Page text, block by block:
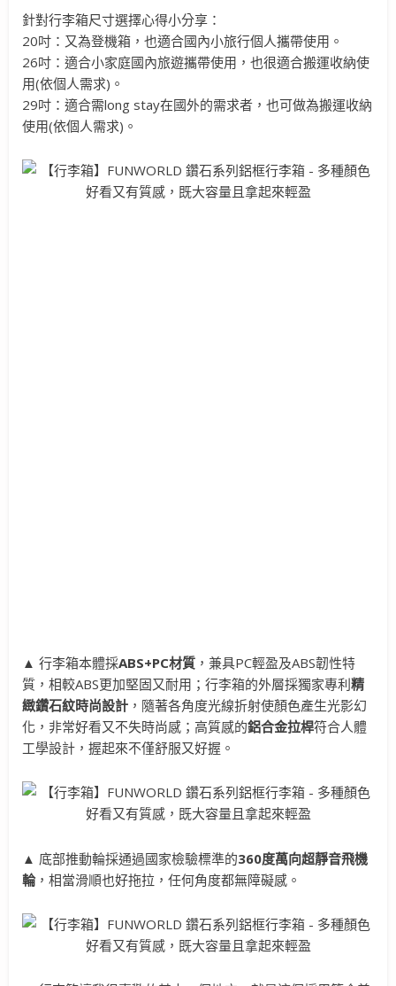
針對行李箱尺寸選擇心得小分享：
20吋：又為登機箱，也適合國內小旅行個人攜帶使用。
26吋：適合小家庭國內旅遊攜帶使用，也很適合搬運收納使
用(依個人需求)。
29吋：適合需long stay在國外的需求者，也可做為搬運收納
使用(依個人需求)。
▲ 行李箱本體採ABS+PC材質 ，兼具PC輕盈及ABS韌性特
質，相較ABS更加堅固又耐用；行李箱的外層採獨家專利精
緻鑽石紋時尚設計 ，隨著各角度光線折射使顏色產生光影幻
化，非常好看又不失時尚感；高質感的鋁合金拉桿符合人體
工學設計，握起來不僅舒服又好握。
▲ 底部推動輪採通過國家檢驗標準的360度萬向超靜音飛機
輪，相當滑順也好拖拉，任何角度都無障礙感。